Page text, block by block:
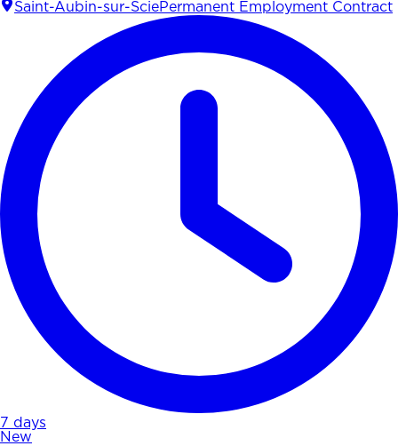
Saint-Aubin-sur-SciePermanent Employment Contract
7 days
New